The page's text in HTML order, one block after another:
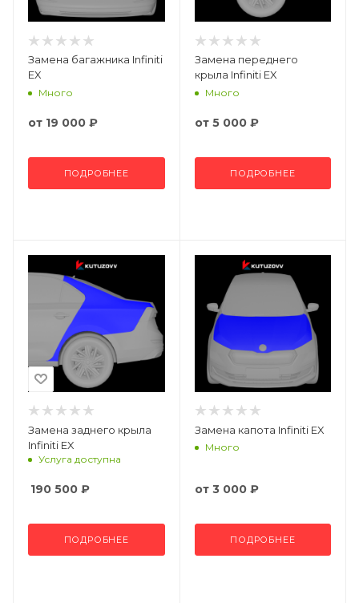
Замена багажника Infiniti
EX
Много
от 19 000 ₽
ПОДРОБНЕЕ
Замена переднего
крыла Infiniti EX
Много
от 5 000 ₽
ПОДРОБНЕЕ
Замена заднего крыла
Infiniti EX
Услуга доступна
190 500 ₽
ПОДРОБНЕЕ
Замена капота Infiniti EX
Много
от 3 000 ₽
ПОДРОБНЕЕ